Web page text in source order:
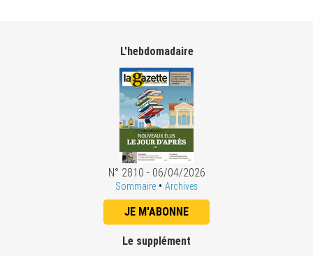
L'hebdomadaire
N° 2810 - 06/04/2026
Sommaire • Archives
JE M'ABONNE
Le supplément